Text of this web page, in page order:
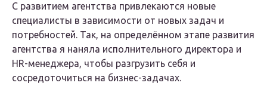
С развитием агентства привлекаются новые
специалисты в зависимости от новых задач и
потребностей. Так, на определённом этапе развития
агентства я наняла исполнительного директора и
HR-менеджера, чтобы разгрузить себя и
сосредоточиться на бизнес-задачах.